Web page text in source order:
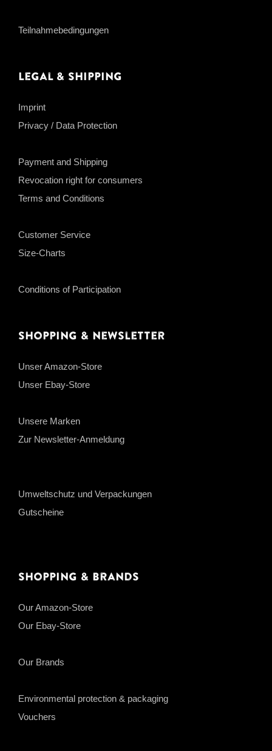
Teilnahmebedingungen
Legal & Shipping
Imprint
Privacy / Data Protection
Payment and Shipping
Revocation right for consumers
Terms and Conditions
Customer Service
Size-Charts
Conditions of Participation
Shopping & Newsletter
Unser Amazon-Store
Unser Ebay-Store
Unsere Marken
Zur Newsletter-Anmeldung
Umweltschutz und Verpackungen
Gutscheine
Shopping & Brands
Our Amazon-Store
Our Ebay-Store
Our Brands
Environmental protection & packaging
Vouchers